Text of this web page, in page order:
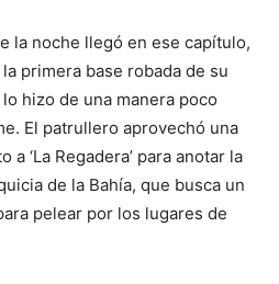
la noche llegó en ese capítulo,
primera base robada de su
hizo de una manera poco
El patrullero aprovechó una
‘La Regadera’ para anotar la
de la Bahía, que busca un
pelear por los lugares de